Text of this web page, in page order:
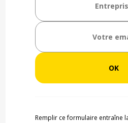
Remplir ce formulaire entraîne